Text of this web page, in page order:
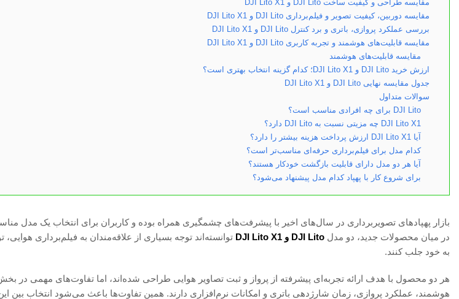
مقایسه طراحی و کیفیت ساخت DJI Lito و DJI Lito X1
مقایسه دوربین، کیفیت تصویر و فیلم‌برداری DJI Lito و DJI Lito X1
بررسی عملکرد پروازی، باتری و برد کنترل DJI Lito و DJI Lito X1
مقایسه قابلیت‌های هوشمند و تجربه کاربری DJI Lito و DJI Lito X1
مقایسه قابلیت‌های هوشمند
ارزش خرید DJI Lito و DJI Lito X1؛ کدام گزینه انتخاب بهتری است؟
جدول مقایسه نهایی DJI Lito و DJI Lito X1
سوالات متداول
DJI Lito برای چه افرادی مناسب است؟
DJI Lito X1 چه مزیتی نسبت به DJI Lito دارد؟
آیا DJI Lito X1 ارزش پرداخت هزینه بیشتر را دارد؟
کدام مدل برای فیلم‌برداری حرفه‌ای مناسب‌تر است؟
آیا هر دو مدل دارای قابلیت بازگشت خودکار هستند؟
برای شروع کار با پهپاد کدام مدل پیشنهاد می‌شود؟
بازار پهپادهای تصویربرداری در سال‌های اخیر با پیشرفت‌های چشمگیری همراه بوده و کاربران برای انتخاب یک مدل
در میان محصولات جدید، دو مدل DJI Lito و DJI Lito X1
توانسته‌اند توجه بسیاری از علاقه‌مندان به فیلم‌برداری هوایی،
به خود جلب کنند.
هر دو محصول با هدف ارائه تجربه‌ای پیشرفته از پرواز و ثبت تصاویر هوایی طراحی شده‌اند، اما تفاوت‌های مهمی در
هوشمند، عملکرد پروازی، زمان شارژدهی باتری و امکانات نرم‌افزاری دارند. همین تفاوت‌ها باعث می‌شود انتخاب بین